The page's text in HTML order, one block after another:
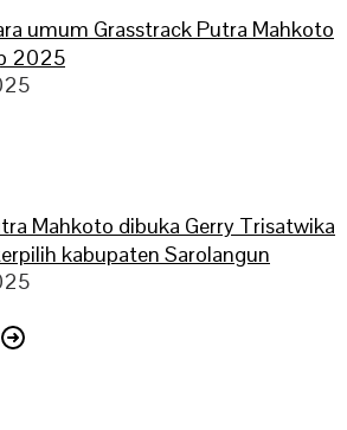
umum Grasstrack Putra Mahkoto
2025
Mahkoto dibuka Gerry Trisatwika
kabupaten Sarolangun